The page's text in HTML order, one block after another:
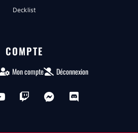
Decklist
COMPTE
Mon compte Déconnexion